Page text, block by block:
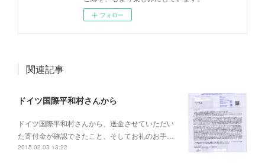
フォロー
関連記事
ドイツ国際平和村さんから
ドイツ国際平和村さんから、送金させていただい
た寄付金が確認できたこと、そしてお礼のお手…
2015.02.03 13:22